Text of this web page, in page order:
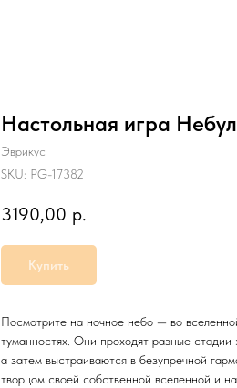
Настольная игра
Эврикус
SKU: РG-17382
3190,00 р.
Купить
Посмотрите на ночное небо — во
туманностях. Они проходят разные стадии
а затем выстраиваются в безупречной
творцом своей собственной вселенной и